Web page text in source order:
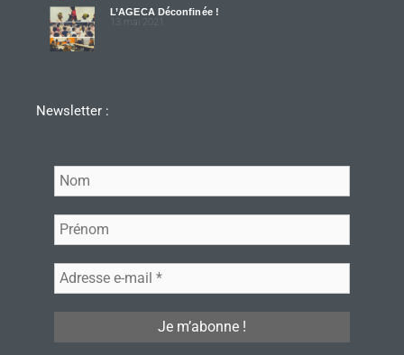
L’AGECA Déconfinée !
13 mai 2021
Newsletter :